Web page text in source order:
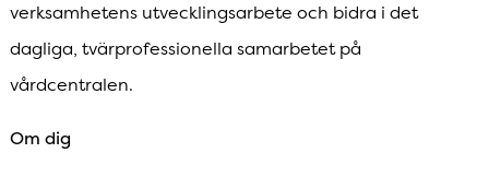
verksamhetens utvecklingsarbete och bidra i det
dagliga, tvärprofessionella samarbetet på
vårdcentralen.
Om dig